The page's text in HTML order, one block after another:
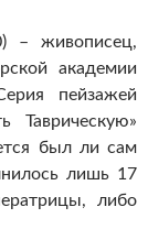
– живописец,
академии
пейзажей
Таврическую»
был ли сам
лишь 17
либо